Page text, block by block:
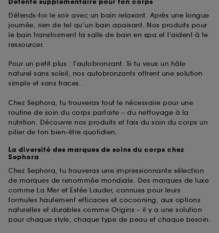
Détente supplémentaire pour ton corps
Détends-toi le soir avec un bain relaxant. Après une longue
journée, rien de tel qu’un bain apaisant. Nos produits pour
le bain transforment ta salle de bain en spa et t’aident à te
ressourcer.
Pour un petit plus : l’autobronzant. Si tu veux un hâle
naturel sans soleil, nos autobronzants offrent une solution
simple et sans traces.
Chez Sephora, tu trouveras tout le nécessaire pour une
routine de soin du corps parfaite – du nettoyage à la
nutrition. Découvre nos produits et fais du soin du corps un
pilier de ton bien-être quotidien.
La diversité des marques de soins du corps chez
Sephora
Chez Sephora, tu trouveras une impressionnante sélection
de marques de renommée mondiale. Des marques de luxe
comme La Mer et Estée Lauder, connues pour leurs
formules hautement efficaces et cocooning, aux options
naturelles et durables comme Origins – il y a une solution
pour chaque style, chaque type de peau et chaque besoin.